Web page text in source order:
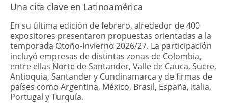
Una cita clave en Latinoamérica
En su última edición de febrero, alrededor de 400
expositores presentaron propuestas orientadas a la
temporada Otoño-Invierno 2026/27. La participación
incluyó empresas de distintas zonas de Colombia,
entre ellas Norte de Santander, Valle de Cauca, Sucre,
Antioquia, Santander y Cundinamarca y de firmas de
países como Argentina, México, Brasil, España, Italia,
Portugal y Turquía.